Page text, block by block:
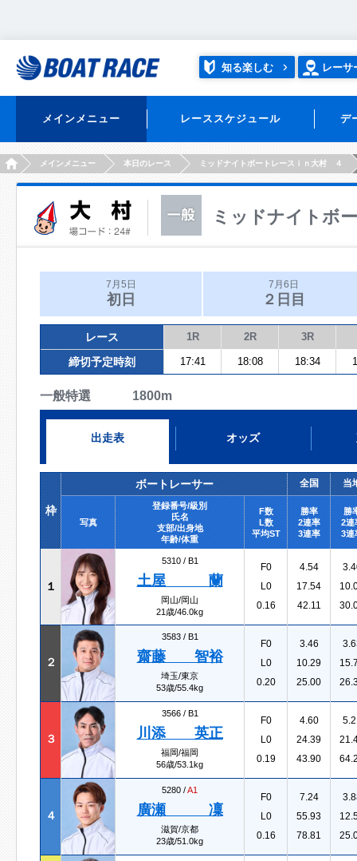
知る楽しむ レーサ
メインメニュー レーススケジュール デ
HOMEメインメニュー 本日のレース ミッドナイトボートレースｉｎ大村 ４
ミッドナイトボ
7月5日
初日
7月6日
２日目
レース 1R 2R 3R
締切予定時刻 17:41 18:08 18:34
一般特選 1800m
出走表 オッズ
枠
ボートレーサー 全国 当
写真
登録番号/級別
氏名
支部/出身地
年齢/体重
F数
L数
平均ST
勝率
2連率
3連率
勝
2連
3連
１
5310 / B1
土屋 蘭
岡山/岡山
21歳/46.0kg
F0
L0
0.16
4.54
17.54
42.11
２
3583 / B1
齋藤 智裕
埼玉/東京
53歳/55.4kg
F0
L0
0.20
3.46
10.29
25.00
３
3566 / B1
川添 英正
福岡/福岡
56歳/53.1kg
F0
L0
0.19
4.60
24.39
43.90
４
5280 /A1
廣瀬 凜
滋賀/京都
23歳/51.0kg
F0
L0
0.16
7.24
55.93
78.81